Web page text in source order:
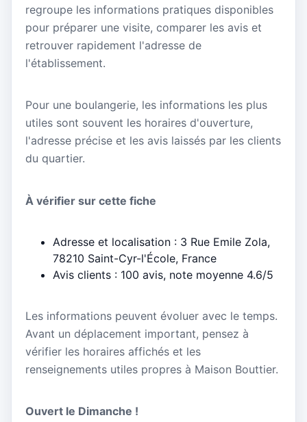
regroupe les informations pratiques disponibles
pour préparer une visite, comparer les avis et
retrouver rapidement l'adresse de
l'établissement.
Pour une boulangerie, les informations les plus
utiles sont souvent les horaires d'ouverture,
l'adresse précise et les avis laissés par les clients
du quartier.
À vérifier sur cette fiche
Adresse et localisation : 3 Rue Emile Zola,
78210 Saint-Cyr-l'École, France
Avis clients : 100 avis, note moyenne 4.6/5
Les informations peuvent évoluer avec le temps.
Avant un déplacement important, pensez à
vérifier les horaires affichés et les
renseignements utiles propres à Maison Bouttier.
Ouvert le Dimanche !